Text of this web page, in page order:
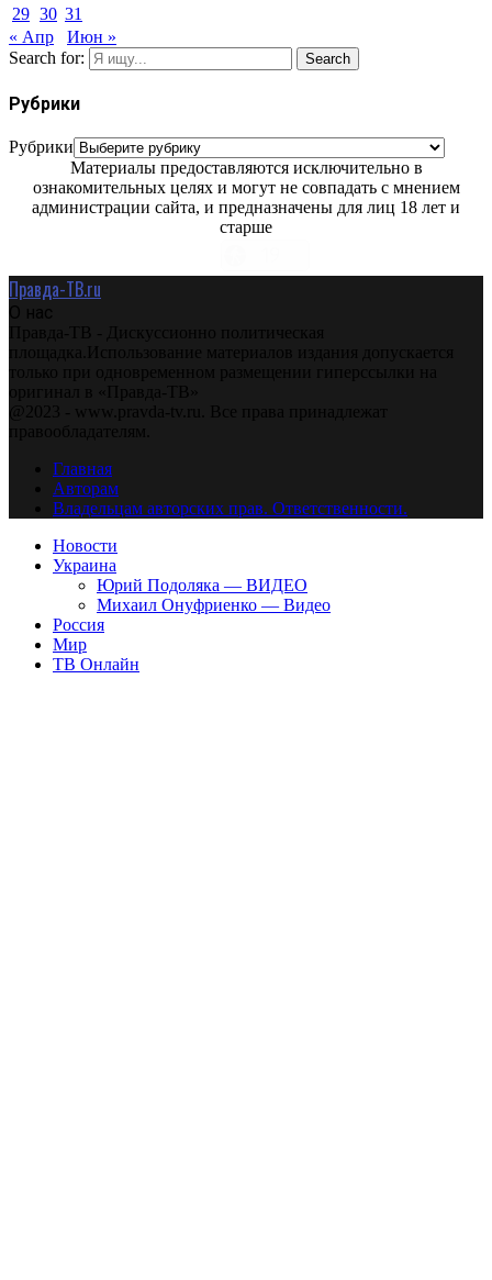
29 30 31
« Апр
Июн »
Search for:
Search
Рубрики
Рубрики
Материалы предоставляются исключительно в
ознакомительных целях и могут не совпадать с мнением
администрации сайта, и предназначены для лиц 18 лет и
старше
Правда-ТВ.ru
О нас
Правда-ТВ - Дискуссионно политическая
площадка.Использование материалов издания допускается
только при одновременном размещении гиперссылки на
оригинал в «Правда-ТВ»
@2023 - www.pravda-tv.ru. Все права принадлежат
правообладателям.
Главная
Авторам
Владельцам авторских прав. Ответственности.
Новости
Украина
Юрий Подоляка — ВИДЕО
Михаил Онуфриенко — Видео
Россия
Мир
ТВ Онлайн